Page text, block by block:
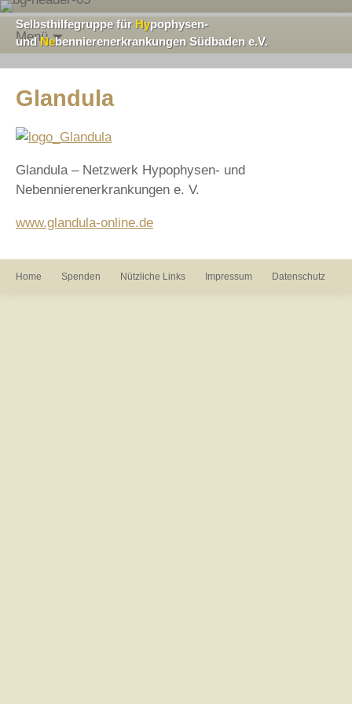
Selbsthilfegruppe für Hypophysen-
undNebennierenerkrankungen Südbaden e.V.
Menü
Glandula
Glandula – Netzwerk Hypophysen- und
Nebennierenerkrankungen e. V.
www.glandula-online.de
Home Spenden Nützliche Links Impressum Datenschutz